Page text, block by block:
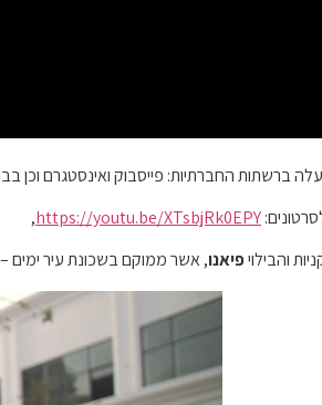
ברשתות החברתיות: פייסבוק ואינסטגרם וכן
https://youtu.be/XTsbjRk0EPY
,
והבילויפיאנו, אשר ממוקם בשכונת עיר ימים –